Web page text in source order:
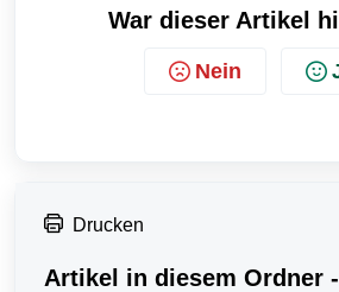
War dieser Artikel
Nein
Drucken
Artikel in diesem Ordner -